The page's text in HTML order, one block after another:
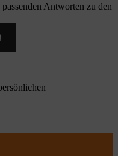
Antworten zu den